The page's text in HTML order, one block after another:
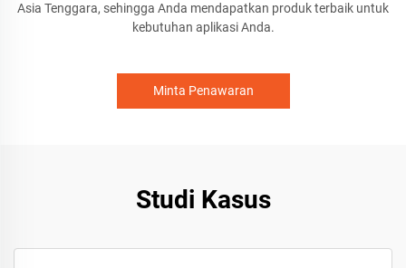
Asia Tenggara, sehingga Anda mendapatkan produk terbaik untuk
kebutuhan aplikasi Anda.
Minta Penawaran
Studi Kasus